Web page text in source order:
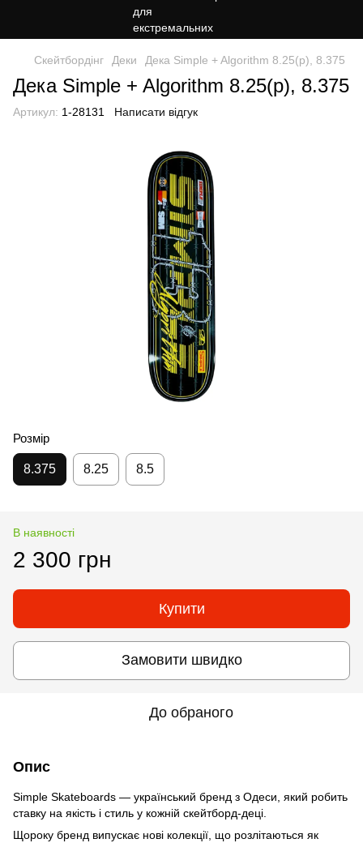
Скейтбордінг Деки Дека Simple + Algorithm 8.25(р), 8.375
Дека Simple + Algorithm 8.25(р), 8.375
Артикул: 1-28131 Написати відгук
Розмір
8.375 8.25 8.5
В наявності
2 300 грн
Купити
Замовити швидко
До обраного
Опис
Simple Skateboards — український бренд з Одеси, який робить
ставку на якість і стиль у кожній скейтборд-деці.
Щороку бренд випускає нові колекції, що розлітаються як